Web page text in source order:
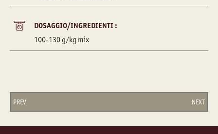
DOSAGGIO/INGREDIENTI :
100-130 g/kg mix
PREV NEXT